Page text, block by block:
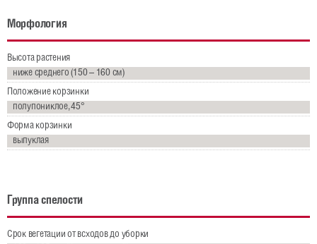
Морфология
Высота растения
ниже среднего (150 – 160 см)
Положение корзинки
полупониклое, 45°
Форма корзинки
выпуклая
Группа спелости
Срок вегетации от всходов до уборки
Деятельность
Научные исследования